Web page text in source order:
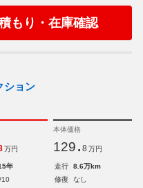
もり・在庫確認
ション
万円
本体価格
129. 8 万円
年 走行
8.6万km
10 修復
なし